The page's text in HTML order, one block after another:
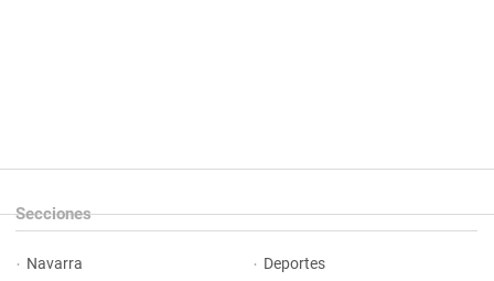
Secciones
Navarra Deportes